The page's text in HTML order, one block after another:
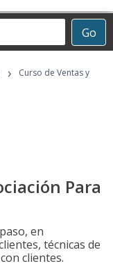
Go
›
Curso de Ventas y
Para
en
técnicas de
clientes.